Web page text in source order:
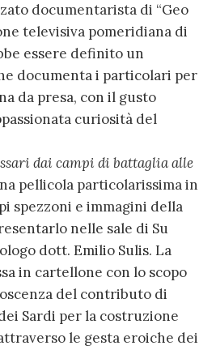
documentarista di “Geo
televisiva pomeridiana di
essere definito un
documenta i particolari per
da presa, con il gusto
curiosità del
dai campi di battaglia alle
pellicola particolarissima in
spezzoni e immagini della
nelle sale di Su
dott. Emilio Sulis. La
in cartellone con lo scopo
del contributo di
Sardi per la costruzione
le gesta eroiche dei